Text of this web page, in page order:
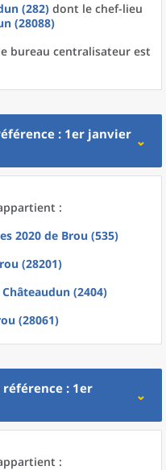
(282) dont le chef-lieu
(28088)
bureau centralisateur est
: 1er janvier
:
2020 de Brou (535)
(28201)
Châteaudun (2404)
(28061)
: 1er
: